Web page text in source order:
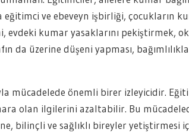
eğitimci ve ebeveyn işbirliği, çocukların
evdeki kumar yasaklarını pekiştirmek,
da üzerine düşeni yapması,
mücadelede önemli birer izleyicidir.
olan ilgilerini azaltabilir. Bu
bilinçli ve sağlıklı bireyler